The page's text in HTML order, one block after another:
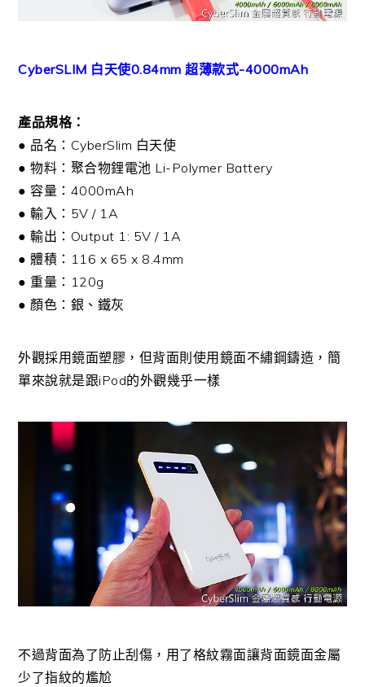
CyberSLIM 白天使0.84mm 超薄款式-4000mAh
產品規格：
● 品名：CyberSlim 白天使
● 物料：聚合物鋰電池 Li-Polymer Battery
● 容量：4000mAh
● 輸入：5V / 1A
● 輸出：Output 1: 5V / 1A
● 體積：116 x 65 x 8.4mm
● 重量：120g
● 顏色：銀、鐵灰
外觀採用鏡面塑膠，但背面則使用鏡面不繡鋼鑄造，簡
單來說就是跟iPod的外觀幾乎一樣
不過背面為了防止刮傷，用了格紋霧面讓背面鏡面金屬
少了指紋的尷尬